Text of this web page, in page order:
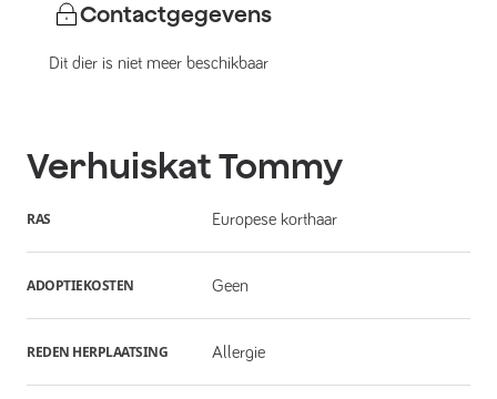
Contactgegevens
Dit dier is niet meer beschikbaar
VerhuiskatTommy
RAS Europese korthaar
ADOPTIEKOSTEN Geen
REDEN HERPLAATSING Allergie